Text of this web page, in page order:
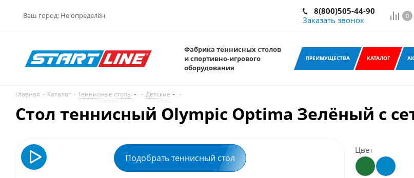
Ваш город: Не определён
8(800)505-44-90
Заказать звонок
0
Фабрика теннисных столов
и спортивно-игрового
оборудования
ПРЕИМУЩЕСТВА КАТАЛОГ
Главная - Каталог - Теннисные столы - Детские -
Стол теннисный Olympic Optima Зелёный с
Подобрать теннисный стол
Цвет